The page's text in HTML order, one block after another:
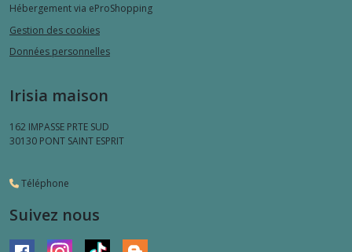
Hébergement via eProShopping
Gestion des cookies
Données personnelles
Irisia maison
162 IMPASSE PRTE SUD
30130 PONT SAINT ESPRIT
Téléphone
Suivez nous